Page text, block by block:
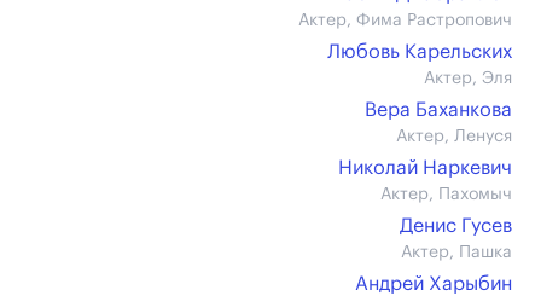
Актер, Фима Растропович
Любовь Карельских
Актер, Эля
Вера Баханкова
Актер, Ленуся
Николай Наркевич
Актер, Пахомыч
Денис Гусев
Актер, Пашка
Андрей Харыбин